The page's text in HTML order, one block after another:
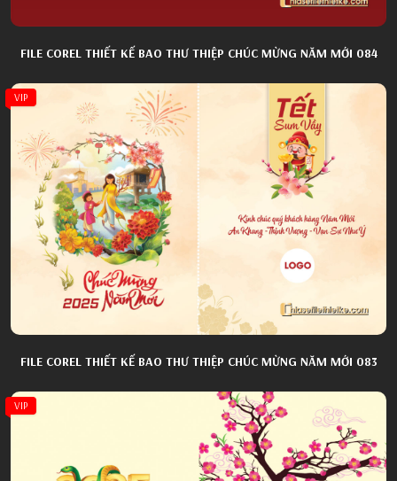
FILE COREL THIẾT KẾ BAO THƯ THIỆP CHÚC MỪNG NĂM MỚI 084
VIP
FILE COREL THIẾT KẾ BAO THƯ THIỆP CHÚC MỪNG NĂM MỚI 083
VIP